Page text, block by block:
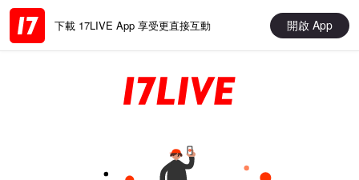
下載 17LIVE App 享受更直接互動 開啟 App